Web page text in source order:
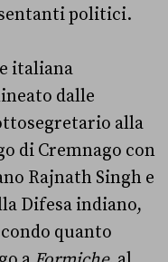
politici.
italiana
dalle
alla
di Cremnago con
Rajnath Singh e
Difesa indiano,
quanto